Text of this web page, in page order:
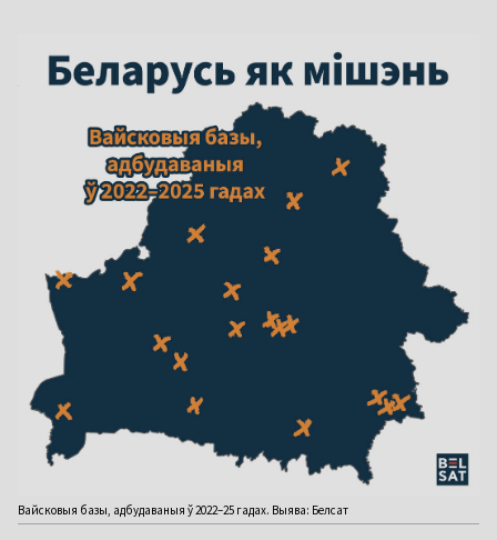
Вайсковыя базы, адбудаваныя ў 2022–25 гадах. Выява: Белсат